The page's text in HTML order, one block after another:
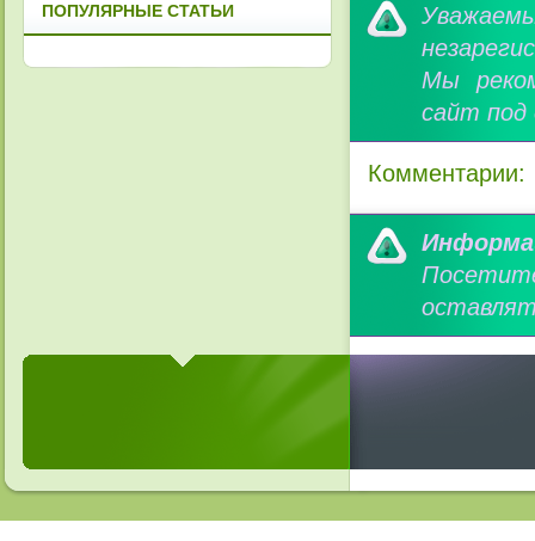
Мы
сайт под
Комментарии:
ПОПУЛЯРНЫЕ СТАТЬИ